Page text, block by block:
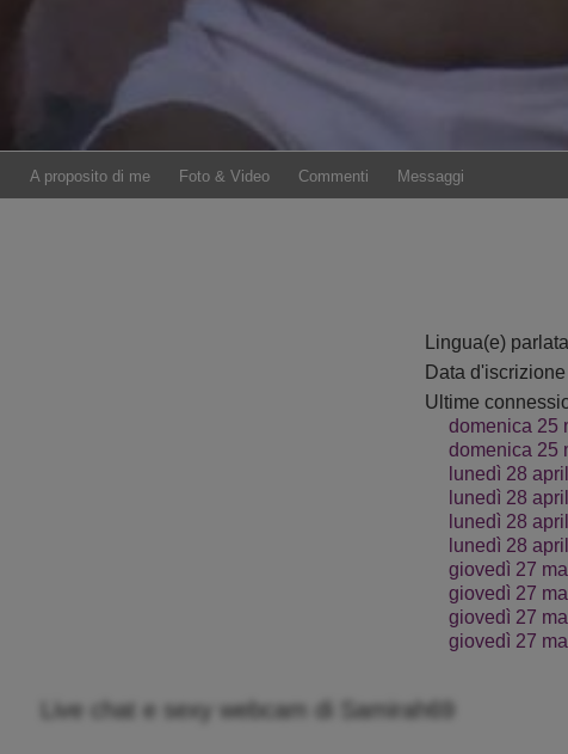
A proposito di me Foto & Video Commenti Messaggi
Lingua(e)
Data d'iscrizione
Ultime
domenica 25
domenica 25
lunedì 28
lunedì 28
lunedì 28
lunedì 28
giovedì 27
giovedì 27
giovedì 27
giovedì 27
Live chat e sexy webcam di Samirah69